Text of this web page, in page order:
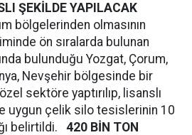
ŞEKİLDE YAPILACAK
bölgelerinden olmasının
ön sıralarda bulunan
bulunduğu Yozgat, Çorum,
Nevşehir bölgesinde bir
sektöre yaptırılıp, lisanslı
uygun çelik silo tesislerinin 10
belirtildi. 420 BİN TON